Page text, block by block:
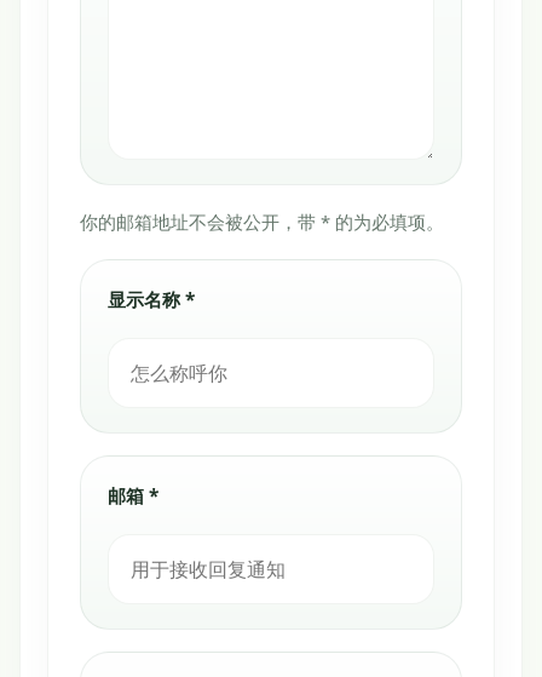
你的邮箱地址不会被公开，带 * 的为必填项。
显示名称 *
邮箱 *